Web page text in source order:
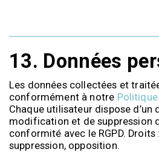
13. Données
Les données collectées et
conformément à notre
Chaque utilisateur dispose d’un
modification et de suppression
conformité avec le RGPD.
suppression, opposition.